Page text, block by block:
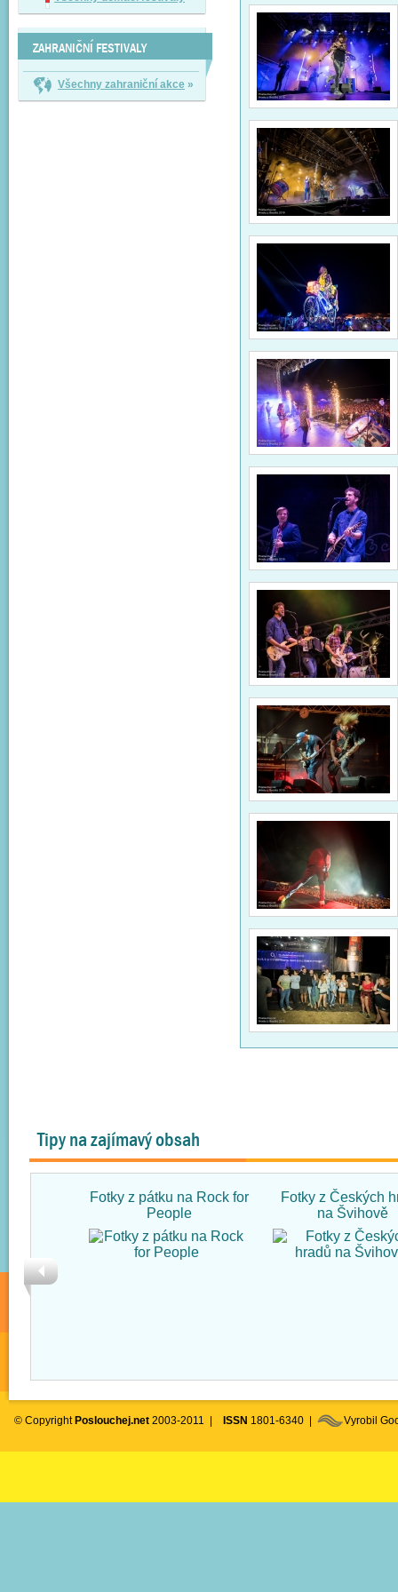
ZAHRANIČNÍ FESTIVALY
Všechny zahraniční akce »
Tipy na zajímavý obsah
Fotky z pátku na Rock for
People
Fotky z Českých
na Švihově
© Copyright Poslouchej.net 2003-2011 | ISSN 1801-6340 | Vyrobil